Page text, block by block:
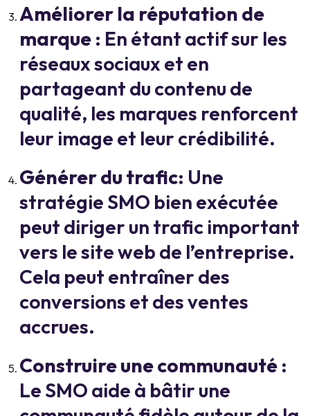
Améliorer la réputation de
marque : En étant actif sur les
réseaux sociaux et en
partageant du contenu de
qualité, les marques renforcent
leur image et leur crédibilité.
Générer du trafic: Une
stratégie SMO bien exécutée
peut diriger un trafic important
vers le site web de l’entreprise.
Cela peut entraîner des
conversions et des ventes
accrues.
Construire une communauté :
Le SMO aide à bâtir une